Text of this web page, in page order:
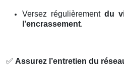
Versez régulièrement du
l’encrassement.
✅ Assurez l’entretien du